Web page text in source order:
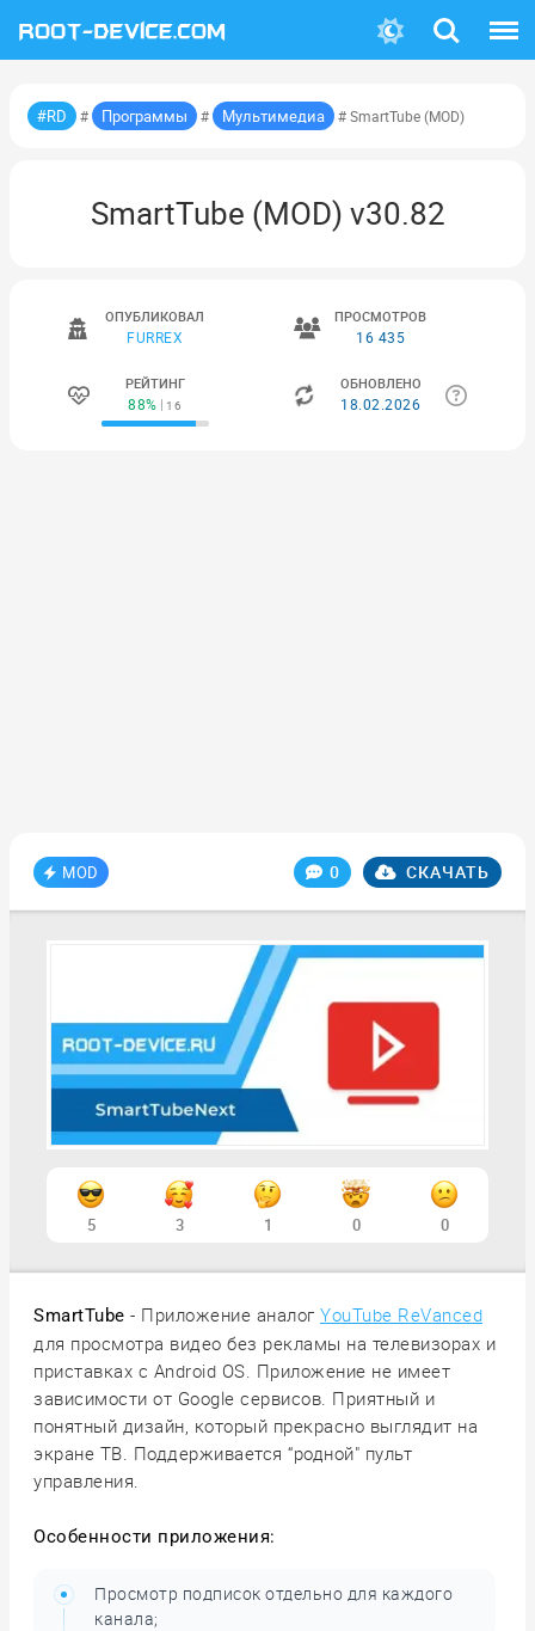
Поиск
#RD # Программы # Мультимедиа # SmartTube (MOD)
SmartTube (MOD) v30.82
ОПУБЛИКОВАЛ
FURREX
ПРОСМОТРОВ
16 435
РЕЙТИНГ
88% 16
ОБНОВЛЕНО
18.02.2026
MOD СКАЧАТЬ
0
5 3 1 0 0
SmartTube - Приложение аналог YouTube ReVanced
для просмотра видео без рекламы на телевизорах и
приставках с Android OS. Приложение не имеет
зависимости от Google сервисов. Приятный и
понятный дизайн, который прекрасно выглядит на
экране ТВ. Поддерживается “родной" пульт
управления.
Особенности приложения:
Просмотр подписок отдельно для каждого
канала;